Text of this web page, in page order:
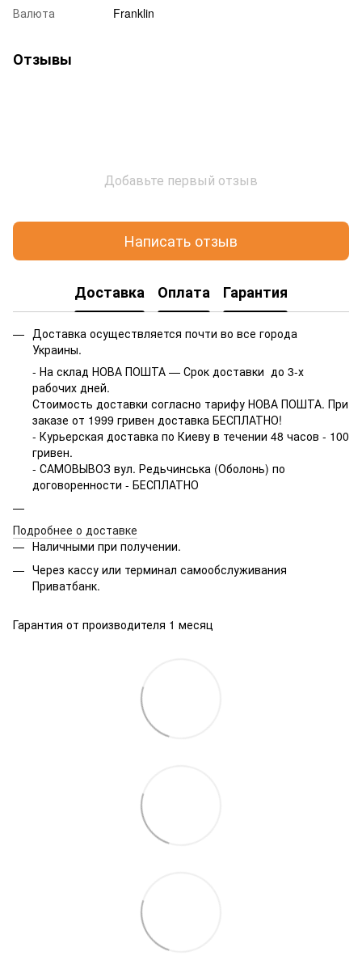
Валюта
Franklin
Отзывы
Добавьте первый отзыв
Написать отзыв
Доставка Оплата Гарантия
Доставка осуществляется почти во все города
Украины.
- На склад НОВА ПОШТА — Срок доставки до 3-х
рабочих дней.
Стоимость доставки согласно тарифу НОВА ПОШТА. При
заказе от 1999 гривен доставка БЕСПЛАТНО!
- Курьерская доставка по Киеву в течении 48 часов - 100
гривен.
- САМОВЫВОЗ вул. Редьчинська (Оболонь) по
договоренности - БЕСПЛАТНО
Подробнее о доставке
Наличными при получении.
Через кассу или терминал самообслуживания
Приватбанк.
Гарантия от производителя 1 месяц